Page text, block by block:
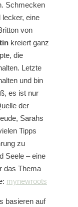
Schmecken
eine
von
kreiert ganz
die
Letzte
und bin
es ist nur
der
Sarahs
Tipps
zu
Seele – eine
das Thema
mynewroots
basieren auf